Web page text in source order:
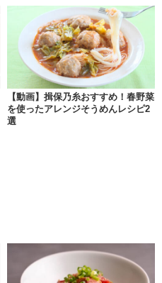
【動画】揖保乃糸おすすめ！春野菜
を使ったアレンジそうめんレシピ2
選